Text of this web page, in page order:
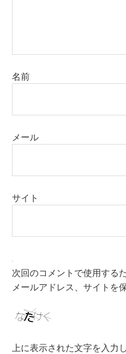
名前
メール
サイト
次回のコメントで使用する
メールアドレス、サイトを
上に表示された文字を入力